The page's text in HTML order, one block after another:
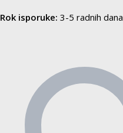
brzina
Rok isporuke: 3-5 radnih dana